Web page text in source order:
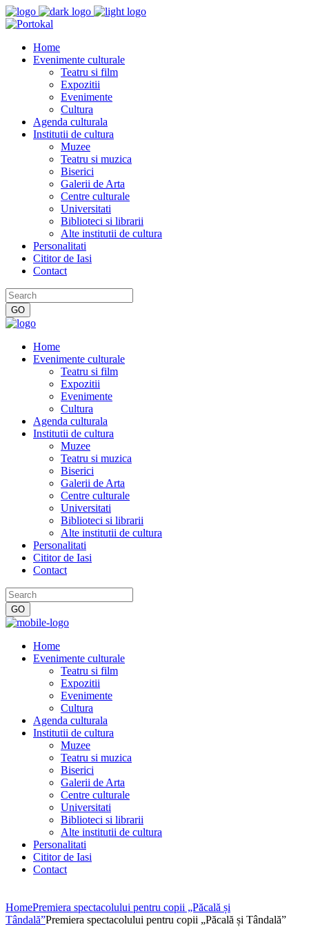
Home
Evenimente culturale
Teatru si film
Expozitii
Evenimente
Cultura
Agenda culturala
Institutii de cultura
Muzee
Teatru si muzica
Biserici
Galerii de Arta
Centre culturale
Universitati
Biblioteci si librarii
Alte institutii de cultura
Personalitati
Cititor de Iasi
Contact
Home
Evenimente culturale
Teatru si film
Expozitii
Evenimente
Cultura
Agenda culturala
Institutii de cultura
Muzee
Teatru si muzica
Biserici
Galerii de Arta
Centre culturale
Universitati
Biblioteci si librarii
Alte institutii de cultura
Personalitati
Cititor de Iasi
Contact
Home
Evenimente culturale
Teatru si film
Expozitii
Evenimente
Cultura
Agenda culturala
Institutii de cultura
Muzee
Teatru si muzica
Biserici
Galerii de Arta
Centre culturale
Universitati
Biblioteci si librarii
Alte institutii de cultura
Personalitati
Cititor de Iasi
Contact
HomePremiera spectacolului pentru copii „Păcală și
Tândală”Premiera spectacolului pentru copii „Păcală și Tândală”